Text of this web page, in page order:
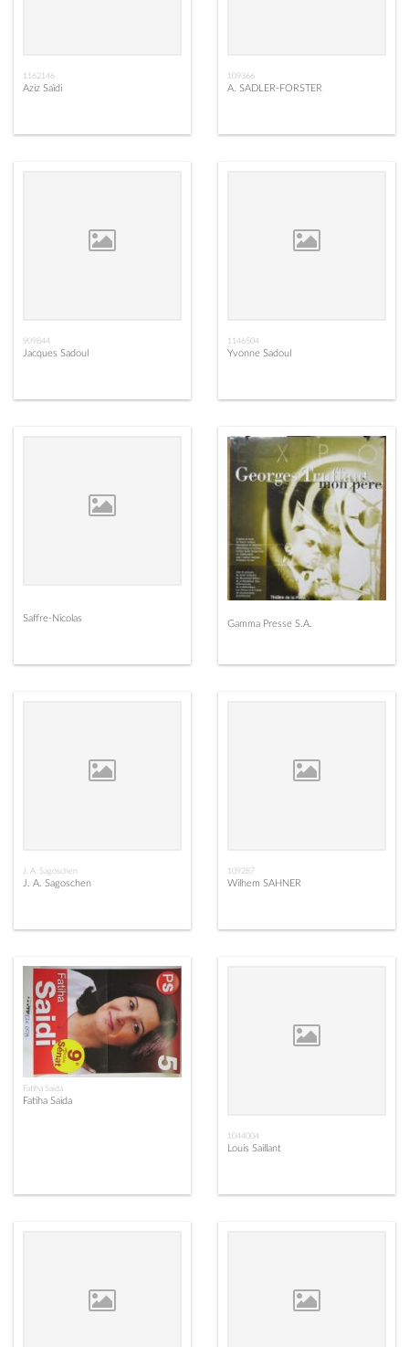
1162146
Aziz Saïdi
109366
A. SADLER-FORSTER
909844
Jacques Sadoul
1146504
Yvonne Sadoul
Saffre-Nicolas
Gamma Presse S.A.
J. A. Sagoschen
J. A. Sagoschen
109287
Wilhem SAHNER
Fatiha Saida
Fatiha Saida
1044004
Louis Saillant